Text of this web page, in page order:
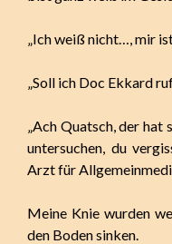
„Ich weiß nicht…, mir
„Soll ich Doc Ekkard
„Ach Quatsch, der hat
untersuchen, du
Arzt für
Meine Knie wurden
den Boden sinken.